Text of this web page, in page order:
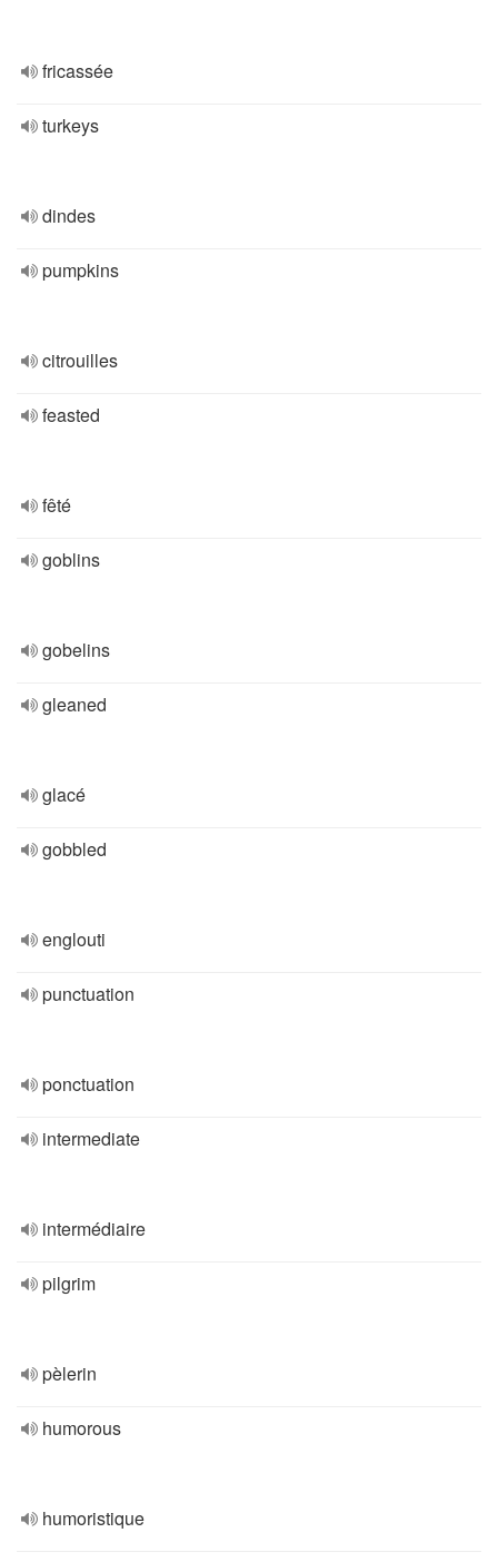
fricassée
turkeys
dindes
pumpkins
citrouilles
feasted
fêté
goblins
gobelins
gleaned
glacé
gobbled
englouti
punctuation
ponctuation
intermediate
intermédiaire
pilgrim
pèlerin
humorous
humoristique